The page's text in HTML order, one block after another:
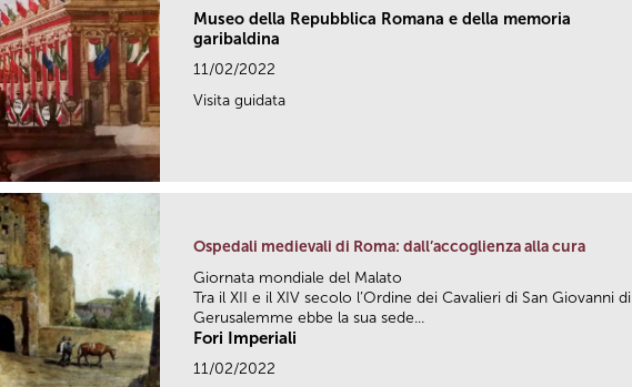
Museo della Repubblica Romana e della memoria
garibaldina
11/02/2022
Visita guidata
Ospedali medievali di Roma: dall’accoglienza alla cura
Giornata mondiale del Malato
Tra il XII e il XIV secolo l’Ordine dei Cavalieri di San Giovanni di
Gerusalemme ebbe la sua sede...
Fori Imperiali
11/02/2022